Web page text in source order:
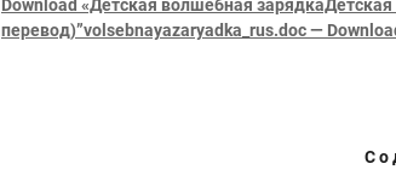
Download «Детская волшебная
перевод)”volsebnayazaryadka_rus.doc —
С о